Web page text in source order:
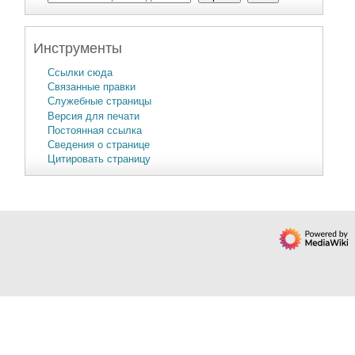
Инструменты
Ссылки сюда
Связанные правки
Служебные страницы
Версия для печати
Постоянная ссылка
Сведения о странице
Цитировать страницу